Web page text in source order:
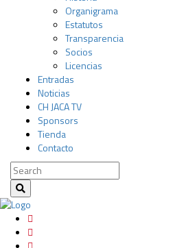
Organigrama
Estatutos
Transparencia
Socios
Licencias
Entradas
Noticias
CH JACA TV
Sponsors
Tienda
Contacto